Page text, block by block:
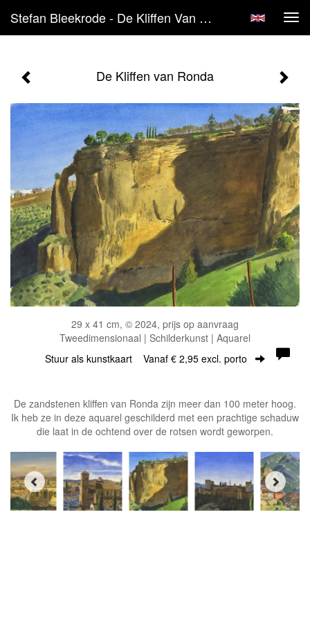
Stefan Bleekrode - De Kliffen Van Ronda
De Kliffen van Ronda
29 x 41 cm, © 2024, prijs op aanvraag
Tweedimensionaal | Schilderkunst | Aquarel
Stuur als kunstkaart Vanaf € 2,95 excl. porto
De zandstenen kliffen van Ronda zijn meer dan 100 meter hoog.
Ik heb ze in deze aquarel geschilderd met een prachtige schaduw
die laat in de ochtend over de rotsen wordt geworpen.